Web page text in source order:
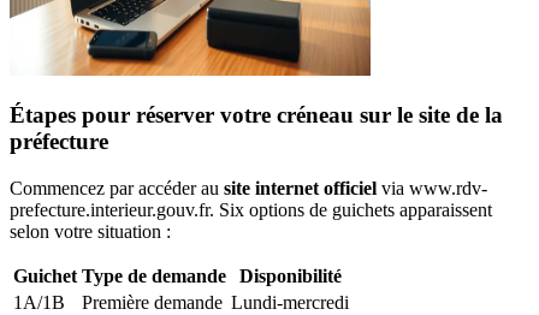
Étapes pour réserver votre créneau sur le site de la
préfecture
Commencez par accéder au site internet officiel via www.rdv-
prefecture.interieur.gouv.fr. Six options de guichets apparaissent
selon votre situation :
Guichet Type de demande
Disponibilité
1A/1B
Première demande Lundi-mercredi